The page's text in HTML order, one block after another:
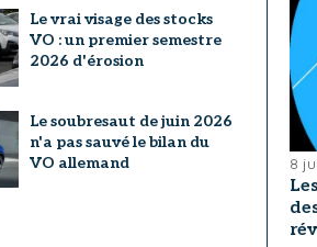
Le vrai visage des stocks
VO : un premier semestre
2026 d'érosion
Le soubresaut de juin 2026
n'a pas sauvé le bilan du
VO allemand
8